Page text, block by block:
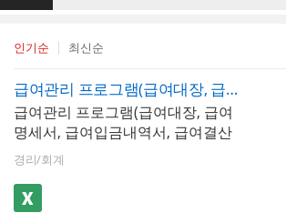
인기순 최신순
급여관리 프로그램(급여대장, 급여명세서, 급여입금내역서, 급여결산보고서, 재직증명서, 근로계약서)
급여관리 프로그램(급여대장, 급여
명세서, 급여입금내역서, 급여결산
보고서, 재직증명서, 근로계약서)입
니다. 급여내역을 입력하고 내역별
로 저장할 수 있습니다. 또한 최대
500명까지 입력가능하며, 소득세, 4
경리/회계